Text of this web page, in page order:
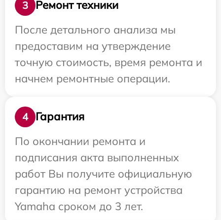
3
Ремонт техники
После детального анализа мы
предоставим на утверждение
точную стоимость, время ремонта и
начнем ремонтные операции.
4
Гарантия
По окончании ремонта и
подписания акта выполненных
работ Вы получите официальную
гарантию на ремонт устройства
Yamaha сроком до 3 лет.